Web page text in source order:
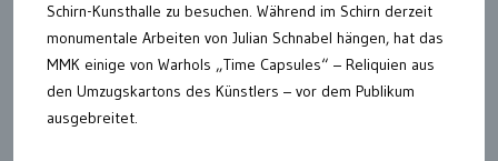
Schirn-Kunsthalle zu besuchen. Während im Schirn derzeit
monumentale Arbeiten von Julian Schnabel hängen, hat das
MMK einige von Warhols „Time Capsules“ – Reliquien aus
den Umzugskartons des Künstlers – vor dem Publikum
ausgebreitet.